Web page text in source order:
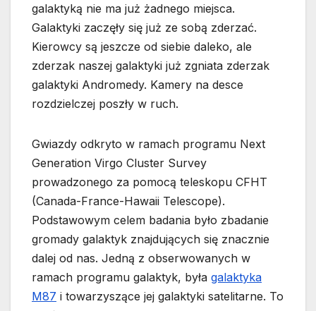
galaktyką nie ma już żadnego miejsca.
Galaktyki zaczęły się już ze sobą zderzać.
Kierowcy są jeszcze od siebie daleko, ale
zderzak naszej galaktyki już zgniata zderzak
galaktyki Andromedy. Kamery na desce
rozdzielczej poszły w ruch.
Gwiazdy odkryto w ramach programu Next
Generation Virgo Cluster Survey
prowadzonego za pomocą teleskopu CFHT
(Canada-France-Hawaii Telescope).
Podstawowym celem badania było zbadanie
gromady galaktyk znajdujących się znacznie
dalej od nas. Jedną z obserwowanych w
ramach programu galaktyk, była galaktyka
M87 i towarzyszące jej galaktyki satelitarne. To